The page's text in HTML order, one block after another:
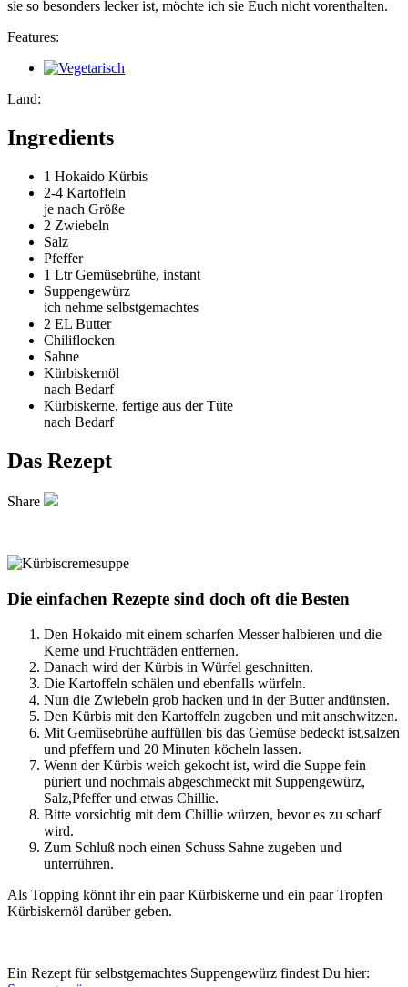
sie so besonders lecker ist, möchte ich sie Euch nicht vorenthalten.
Features:
Land:
Ingredients
1 Hokaido Kürbis
2-4 Kartoffeln
je nach Größe
2 Zwiebeln
Salz
Pfeffer
1 Ltr Gemüsebrühe, instant
Suppengewürz
ich nehme selbstgemachtes
2 EL Butter
Chiliflocken
Sahne
Kürbiskernöl
nach Bedarf
Kürbiskerne, fertige aus der Tüte
nach Bedarf
Das Rezept
Share
Die einfachen Rezepte sind doch oft die Besten
Den Hokaido mit einem scharfen Messer halbieren und die
Kerne und Fruchtfäden entfernen.
Danach wird der Kürbis in Würfel geschnitten.
Die Kartoffeln schälen und ebenfalls würfeln.
Nun die Zwiebeln grob hacken und in der Butter andünsten.
Den Kürbis mit den Kartoffeln zugeben und mit anschwitzen.
Mit Gemüsebrühe auffüllen bis das Gemüse bedeckt ist,salzen
und pfeffern und 20 Minuten köcheln lassen.
Wenn der Kürbis weich gekocht ist, wird die Suppe fein
püriert und nochmals abgeschmeckt mit Suppengewürz,
Salz,Pfeffer und etwas Chillie.
Bitte vorsichtig mit dem Chillie würzen, bevor es zu scharf
wird.
Zum Schluß noch einen Schuss Sahne zugeben und
unterrühren.
Als Topping könnt ihr ein paar Kürbiskerne und ein paar Tropfen
Kürbiskernöl darüber geben.
Ein Rezept für selbstgemachtes Suppengewürz findest Du hier: